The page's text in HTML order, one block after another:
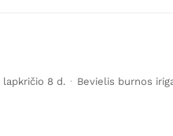
lapkričio 8 d. · Bevielis burnos